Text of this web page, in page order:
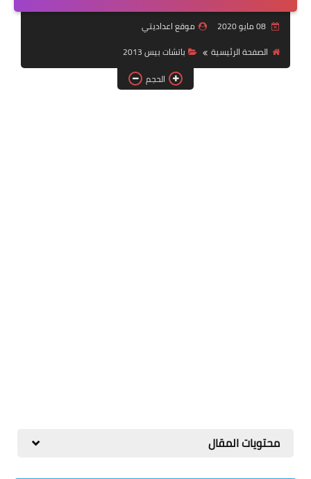
بلايستيشن PS2
08 مايو 2020
موقع اعداديتي
الصفحة الرئيسية
باتشات بيس 2013
الحجم
محتويات المقال